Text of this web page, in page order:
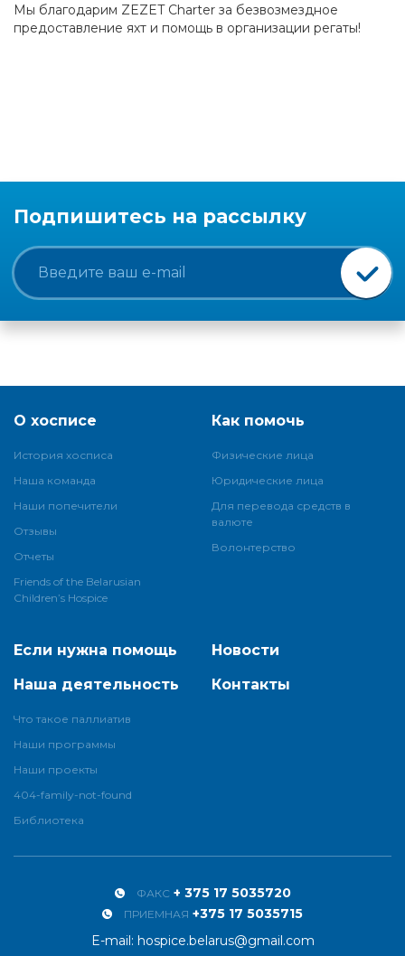
Мы благодарим ZEZET Charter за безвозмездное
предоставление яхт и помощь в организации регаты!
Подпишитесь на рассылку
О хосписе
История хосписа
Наша команда
Наши попечители
Отзывы
Отчеты
Friends of the Belarusian
Children’s Hospice
Как помочь
Физические лица
Юридические лица
Для перевода средств в
валюте
Волонтерство
Если нужна помощь
Наша деятельность
Что такое паллиатив
Наши программы
Наши проекты
404-family-not-found
Библиотека
Новости
Контакты
ФАКС + 375 17 5035720
ПРИЕМНАЯ +375 17 5035715
E-mail: hospice.belarus@gmail.com